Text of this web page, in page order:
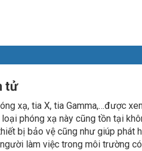
tử
xạ, tia X, tia Gamma,…được
phóng xạ này cũng tồn tại
bị bảo vệ cũng như giúp
làm việc trong môi trường